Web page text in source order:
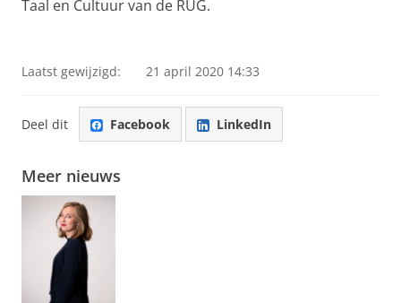
Taal en Cultuur van de RUG.
Laatst gewijzigd: 21 april 2020 14:33
Deel dit Facebook LinkedIn
Meer nieuws